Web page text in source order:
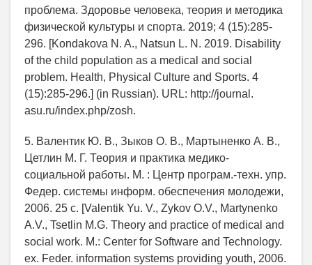
проблема. Здоровье человека, теория и методика
физической культуры и спорта. 2019; 4 (15):285-
296. [Kondakova N. A., Natsun L. N. 2019. Disability
of the child population as a medical and social
problem. Health, Physical Culture and Sports. 4
(15):285-296.] (in Russian). URL: http://journal.
asu.ru/index.php/zosh.
5. Валентик Ю. В., Зыков О. В., Мартыненко А. В.,
Цетлин М. Г. Теория и практика медико-
социальной работы. М. : Центр програм.-техн. упр.
Федер. системы информ. обеспечения молодежи,
2006. 25 с. [Valentik Yu. V., Zykov O.V., Martynenko
A.V., Tsetlin M.G. Theory and practice of medical and
social work. M.: Center for Software and Technology.
ex. Feder. information systems providing youth, 2006.